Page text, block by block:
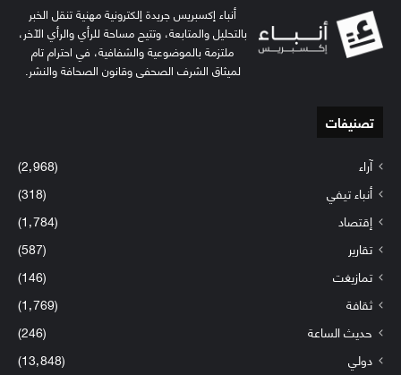
أنباء إكسبريس جريدة إلكترونية مهنية تنقل الخبر
بالتحليل والمتابعة، وتتيح مساحة للرأي والرأي الآخر،
ملتزمة بالموضوعية والشفافية، في احترام تام
لميثاق الشرف الصحفي وقانون الصحافة والنشر.
تصنيفات
آراء
(2٬968)
أنباء تيفي
(318)
إقتصاد
(1٬784)
تقارير
(587)
تمازيغت
(146)
ثقافة
(1٬769)
حديث الساعة
(246)
دولي
(13٬848)